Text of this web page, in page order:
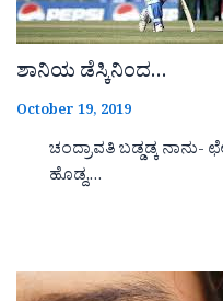
ಶಾನಿಯ ಡೆಸ್ಕಿನಿಂದ…
October 19, 2019
ಚಂದ್ರಾವತಿ ಬಡ್ಡಡ್ಕ ನಾನು-
ಹೊಡ್ದ,…